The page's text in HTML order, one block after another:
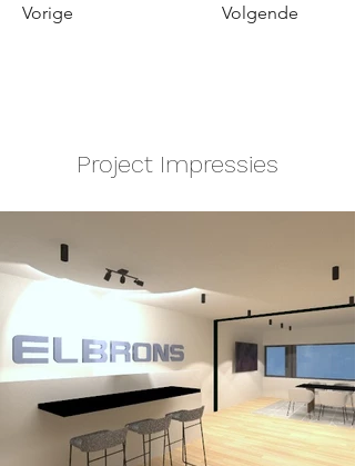
Vorige Volgende
Project Impressies